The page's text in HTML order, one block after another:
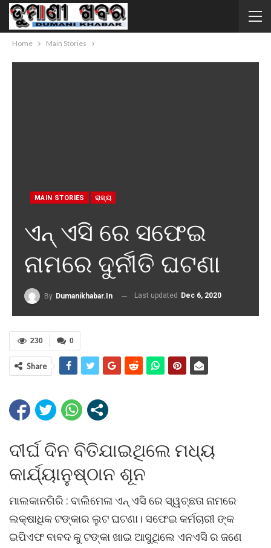
Home Main Stories
MAIN STORIES ରାଜ୍ୟ
ଏନ୍ ଏସି ରେ ସଫେଇ
ନାମରେ ଦୁର୍ନୀତି ଘଟଣା
By Dumanikhabar.in Last updated Dec 6, 2020
0
230
Share
ଦୀର୍ଘ ଦିନ ବିତିଯାଇଥିଲେ ମଧ୍ୟ
କାର୍ଯ୍ୟାନୁଷ୍ଠାନ ଶୂନ
ମାଲକାନଗିରି : ବାଲିମେଳା ଏନ୍ ଏସି ରେ ସ୍ୱଚ୍ଛତା ନାମରେ
ଲକ୍ଷାଧିକ ଟଙ୍କାର ଲୁଟ ଘଟଣା। ସଫେଇ କର୍ମଚାରୀ ଙ୍କ
ଇପିଏଫ ବାବଦ କୁ ଟଙ୍କା ଖାଇ ଆସୁଥିଲେ ଏନଏସି ର ଜଣେ